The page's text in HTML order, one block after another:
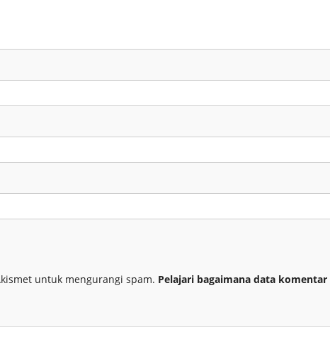
untuk mengurangi spam. Pelajari bagaimana data komentar